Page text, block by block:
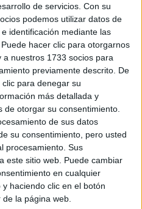
de servicios. Con su
podemos utilizar datos de
identificación mediante las
hacer clic para otorgarnos
nuestros 1733 socios para
previamente descrito. De
para denegar su
más detallada y
otorgar su consentimiento.
de sus datos
su consentimiento, pero usted
procesamiento. Sus
este sitio web. Puede cambiar
en cualquier
haciendo clic en el botón
la página web.
en
Digital
digital, de forma práctica,
capaz de afrontar cualquier
Máster Universitario en Diseño
oficial, 100% online, que
transversal en este ámbito.